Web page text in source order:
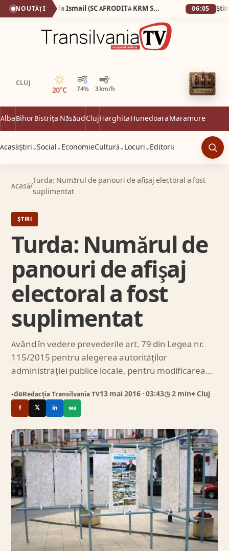
NOUTĂȚI Ginecologul Mostafa Ismail (SC AFRODITA KRM SRL), pe care fosta soție l-a surprins dezbrăcat de la brâu în jos în timp ce consulta o pacientă complet dezbrăcată, a pierdut procesul cu presa! 06:05
CLUJ
20°C 74% 3 km/h
Senin
AlbaBihorBistrița NăsăudClujHarghitaHunedoaraMaramureș
AcasăȘtiri ⌄Social ⌄ EconomieCultură ⌄ Locuri ⌄ Editorial
Acasă/
Turda: Numărul de panouri de afişaj electoral a fost
suplimentat
ȘTIRI
Turda: Numărul de
panouri de afişaj
electoral a fost
suplimentat
Având în vedere prevederile art. 79 din Legea nr.
115/2015 pentru alegerea autorităţilor
administraţiei publice locale, pentru modificarea…
●deRedacția Transilvania TV13 mai 2016 · 03:43◷ 2 min⌖ Cluj
f 𝕏 in wa